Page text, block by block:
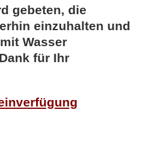
gebeten, die
einzuhalten und
Wasser
für Ihr